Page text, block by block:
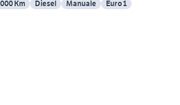
Km Diesel Manuale Euro 1